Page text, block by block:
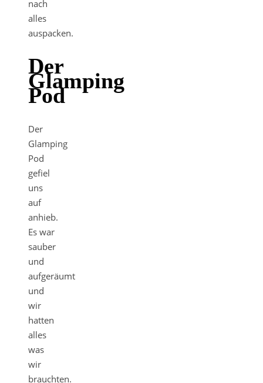
nach
alles
auspacken.
Der
Glamping
Pod
Der
Glamping
Pod
gefiel
uns
auf
anhieb.
Es war
sauber
und
aufgeräumt
und
wir
hatten
alles
was
wir
brauchten.